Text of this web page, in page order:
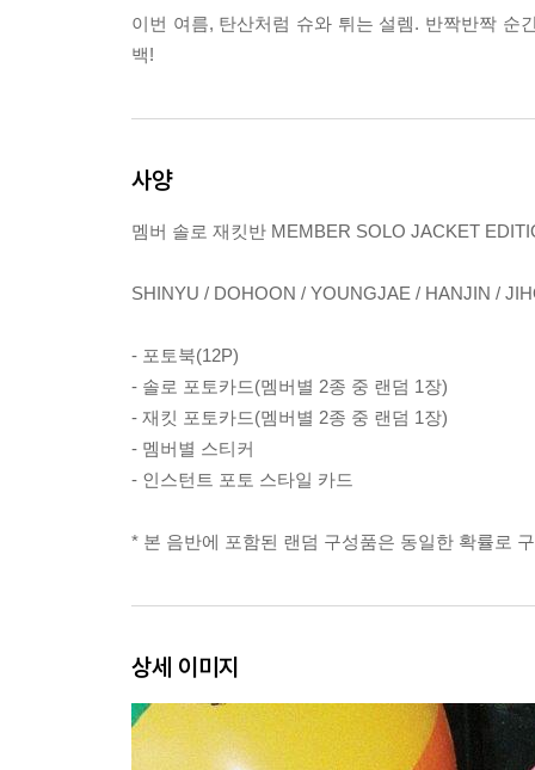
이번 여름, 탄산처럼 슈와 튀는 설렘. 반짝반짝 순
백!
사양
멤버 솔로 재킷반 MEMBER SOLO JACKET
SHINYU / DOHOON / YOUNGJAE / HANJIN /
- 포토북(12P)
- 솔로 포토카드(멤버별 2종 중 랜덤 1장)
- 재킷 포토카드(멤버별 2종 중 랜덤 1장)
- 멤버별 스티커
- 인스턴트 포토 스타일 카드
* 본 음반에 포함된 랜덤 구성품은 동일한 확률로
상세 이미지